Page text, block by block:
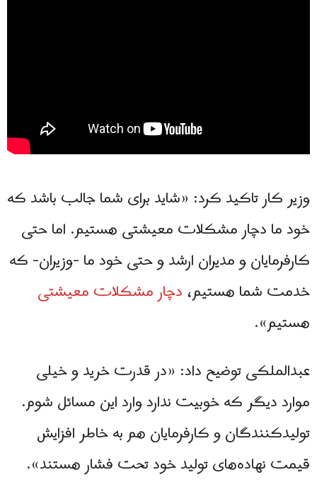
وزیر کار تاکید کرد: «شاید برای شما جالب باشد که
خود ما دچار مشکلات معیشتی هستیم. اما حتی
کارفرمایان و مدیران ارشد و حتی خود ما -وزیران- که
خدمت شما هستیم، دچار مشکلات معیشتی
هستیم».
عبدالملکی توضیح داد: «در قدرت خرید و خیلی
موارد دیگر که خوبیت ندارد وارد این مسائل شوم.
تولید‌کنندگان و کارفرمایان هم به خاطر افزایش
قیمت نهاده‌های تولید خود تحت فشار هستند».